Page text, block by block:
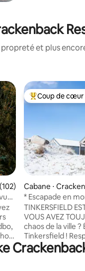
et plus
: 4,99 sur 5
moyenne sur la
Coups de cœur
Coup de cœur
Cabane ⋅
* Escapade en
acceptés *
TINKERSFIELD
VOUS AVEZ
chaos de la ville ?
Tinkersfield !
montagne,
feux douillets et